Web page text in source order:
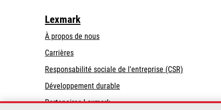
Lexmark
À propos de nous
Carrières
s’ouvre
dans
un
nouvel
Responsabilité sociale de l'entreprise (CSR)
nouvel
Développement durable
Partenaires Lexmark